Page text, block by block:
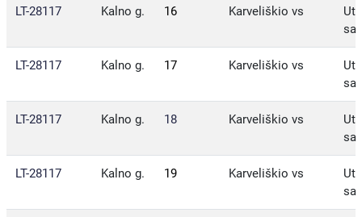
LT-28117 Kalno g. 16 Karveliškio vs
LT-28117 Kalno g. 17 Karveliškio vs
LT-28117 Kalno g. 18 Karveliškio vs
LT-28117 Kalno g. 19 Karveliškio vs